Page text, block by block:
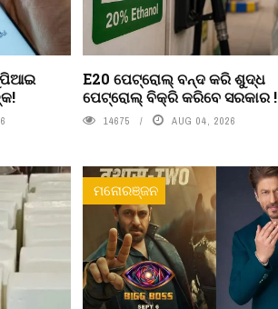
E20 ପେଟ୍ରୋଲ୍ ବନ୍ଦ କରି ଶୁଦ୍ଧ
ପେଟ୍ରୋଲ୍ ବିକ୍ରି କରିବେ ସରକାର !
14675 AUG 04, 2026
ମନୋରଞ୍ଜନ